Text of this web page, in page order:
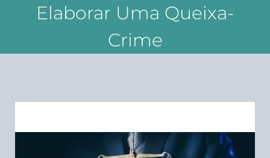
Elaborar Uma Queixa-
Crime